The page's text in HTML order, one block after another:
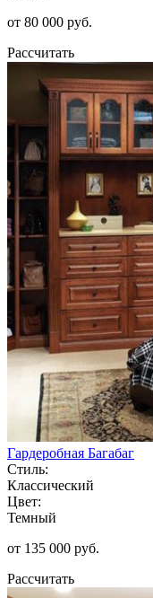
от 80 000 руб.
Рассчитать
Гардеробная Багабаг
Стиль:
Классический
Цвет:
Темный
от 135 000 руб.
Рассчитать